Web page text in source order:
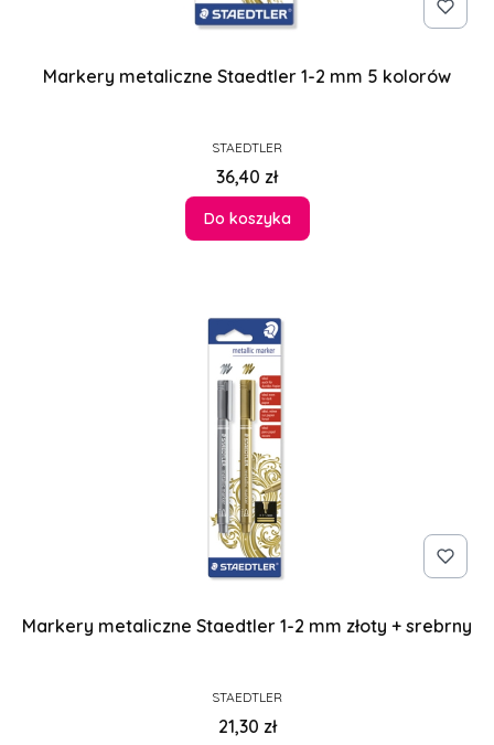
Markery metaliczne Staedtler 1-2 mm 5 kolorów
PRODUCENT
STAEDTLER
Cena
36,40 zł
Do koszyka
Markery metaliczne Staedtler 1-2 mm złoty + srebrny
PRODUCENT
STAEDTLER
Cena
21,30 zł